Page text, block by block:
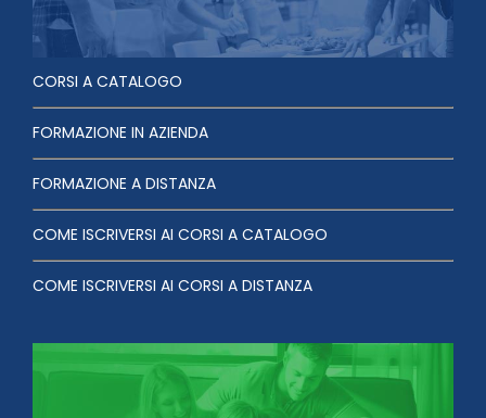
CORSI A CATALOGO
FORMAZIONE IN AZIENDA
FORMAZIONE A DISTANZA
COME ISCRIVERSI AI CORSI A CATALOGO
COME ISCRIVERSI AI CORSI A DISTANZA